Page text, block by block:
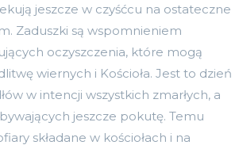
jeszcze w czyśćcu na ostateczne
Zaduszki są wspomnieniem
oczyszczenia, które mogą
wiernych i Kościoła. Jest to dzień
w intencji wszystkich zmarłych, a
jeszcze pokutę. Temu
składane w kościołach i na